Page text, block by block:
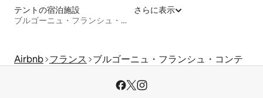
テントの宿泊施設
ブルゴーニュ・フランシュ・コンテ
さらに表示
Airbnb フランス ブルゴーニュ・フランシュ・コンテ